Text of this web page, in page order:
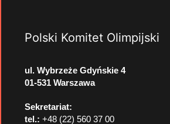
Polski Komitet Olimpijski
ul. Wybrzeże Gdyńskie 4
01-531 Warszawa
Sekretariat:
tel.: +48 (22) 560 37 00